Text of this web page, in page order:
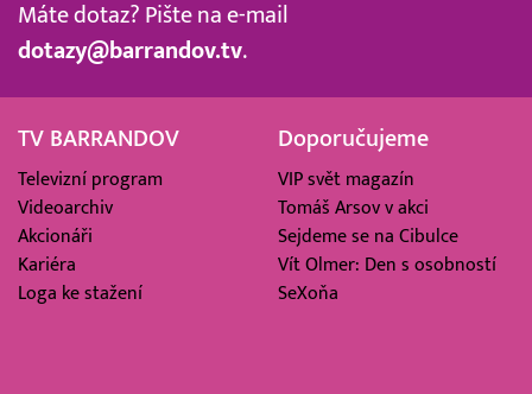
Máte dotaz? Pište na e-mail
dotazy@barrandov.tv.
TV BARRANDOV
Televizní program
Videoarchiv
Akcionáři
Kariéra
Loga ke stažení
Doporučujeme
VIP svět magazín
Tomáš Arsov v akci
Sejdeme se na Cibulce
Vít Olmer: Den s osobností
SeXoňa